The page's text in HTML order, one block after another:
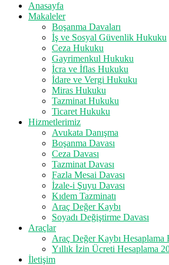
Anasayfa
Makaleler
Boşanma Davaları
İş ve Sosyal Güvenlik Hukuku
Ceza Hukuku
Gayrimenkul Hukuku
İcra ve İflas Hukuku
İdare ve Vergi Hukuku
Miras Hukuku
Tazminat Hukuku
Ticaret Hukuku
Hizmetlerimiz
Avukata Danışma
Boşanma Davası
Ceza Davası
Tazminat Davası
Fazla Mesai Davası
İzale-i Şuyu Davası
Kıdem Tazminatı
Araç Değer Kaybı
Soyadı Değiştirme Davası
Araçlar
Araç Değer Kaybı Hesaplama
Yıllık İzin Ücreti Hesaplama
İletişim